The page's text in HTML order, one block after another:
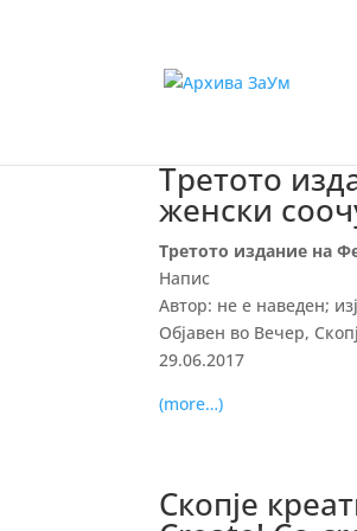
Третото
женски
Третото издание на
Напис
Автор: не е наведен;
Објавен во Вечер,
29.06.2017
(more…)
Скопје